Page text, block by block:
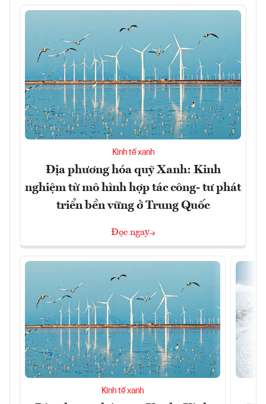
Kinh tế xanh
Địa phương hóa quỹ Xanh: Kinh
nghiệm từ mô hình hợp tác công- tư phát
triển bền vững ở Trung Quốc
Đọc ngay
Kinh tế xanh